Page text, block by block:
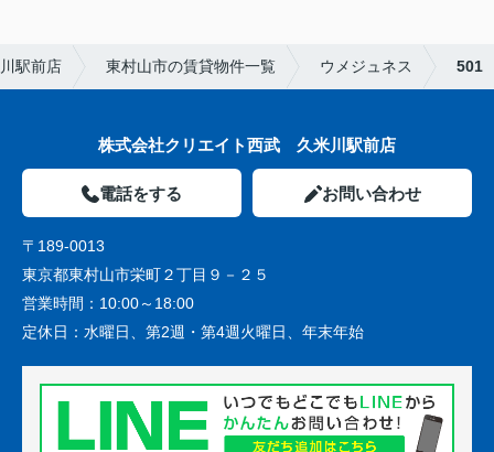
駅前店 東村山市の賃貸物件一覧 ウメジュネス 501
株式会社クリエイト西武 久米川駅前店
電話をする お問い合わせ
〒189-0013
東京都東村山市栄町２丁目９－２５
営業時間： 10:00～18:00
定休日： 水曜日、第2週・第4週火曜日、年末年始